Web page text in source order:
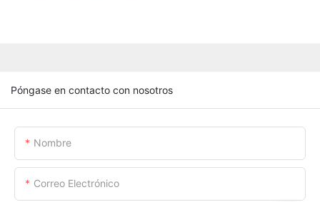
Póngase en contacto con nosotros
Nombre
Correo Electrónico